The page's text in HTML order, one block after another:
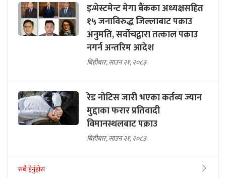
इन्भेस्टमेन्ट मेगा बैंकका अध्यक्षसहित
१५ जनाविरुद्ध जिल्लाबाट पक्राउ
अनुमति, सर्वोचद्वारा तत्काल पक्राउ
नगर्न अन्तरिम आदेश
बिहीबार, साउन २१, २०८३
रेड नोटिस जारी भएका कर्तव्य ज्यान
मुद्दाका फरार प्रतिवादी
विमानस्थलबाट पक्राउ
बिहीबार, साउन २१, २०८३
सबै हेर्नुहोस